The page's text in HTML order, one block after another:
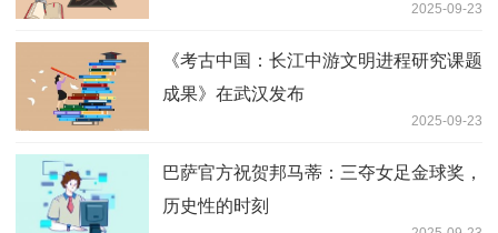
2025-09-23
《考古中国：长江中游文明进程研究课题
成果》在武汉发布
2025-09-23
巴萨官方祝贺邦马蒂：三夺女足金球奖，
历史性的时刻